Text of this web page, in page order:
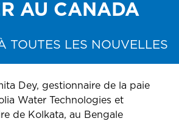
AU CANADA
TOUTES LES NOUVELLES
Dey, gestionnaire de la paie
Water Technologies et
de Kolkata, au Bengale